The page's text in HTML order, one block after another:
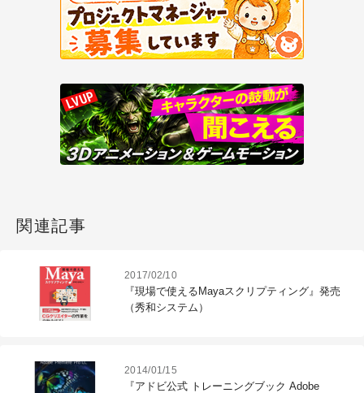
関連記事
2017/02/10
『現場で使えるMayaスクリプティング』発売
（秀和システム）
2014/01/15
『アドビ公式 トレーニングブック Adobe